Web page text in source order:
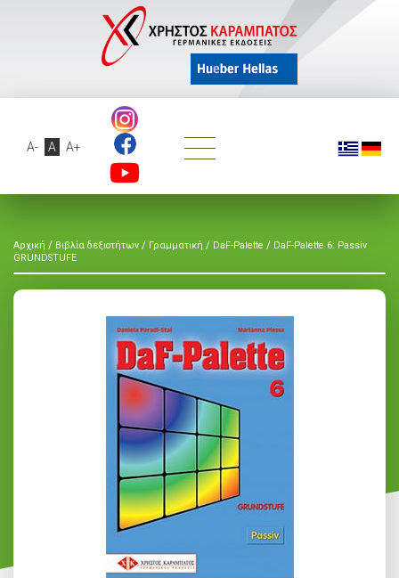
A- A A+
Αρχική / Βιβλία δεξιοτήτων / Γραμματική / DaF-Palette / DaF-Palette 6: Passiv
GRUNDSTUFE